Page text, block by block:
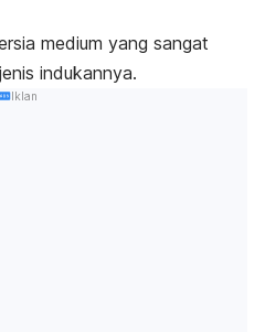
medium yang sangat
indukannya.
Iklan